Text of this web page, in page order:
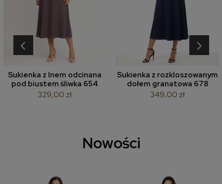
Sukienka z lnem odcinana
pod biustem śliwka 654
329,00 zł
Sukienka z rozkloszowanym
dołem granatowa 678
349,00 zł
‹ ›
Nowości